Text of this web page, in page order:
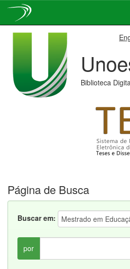
Biblioteca
Página de Busca
Buscar em:
por